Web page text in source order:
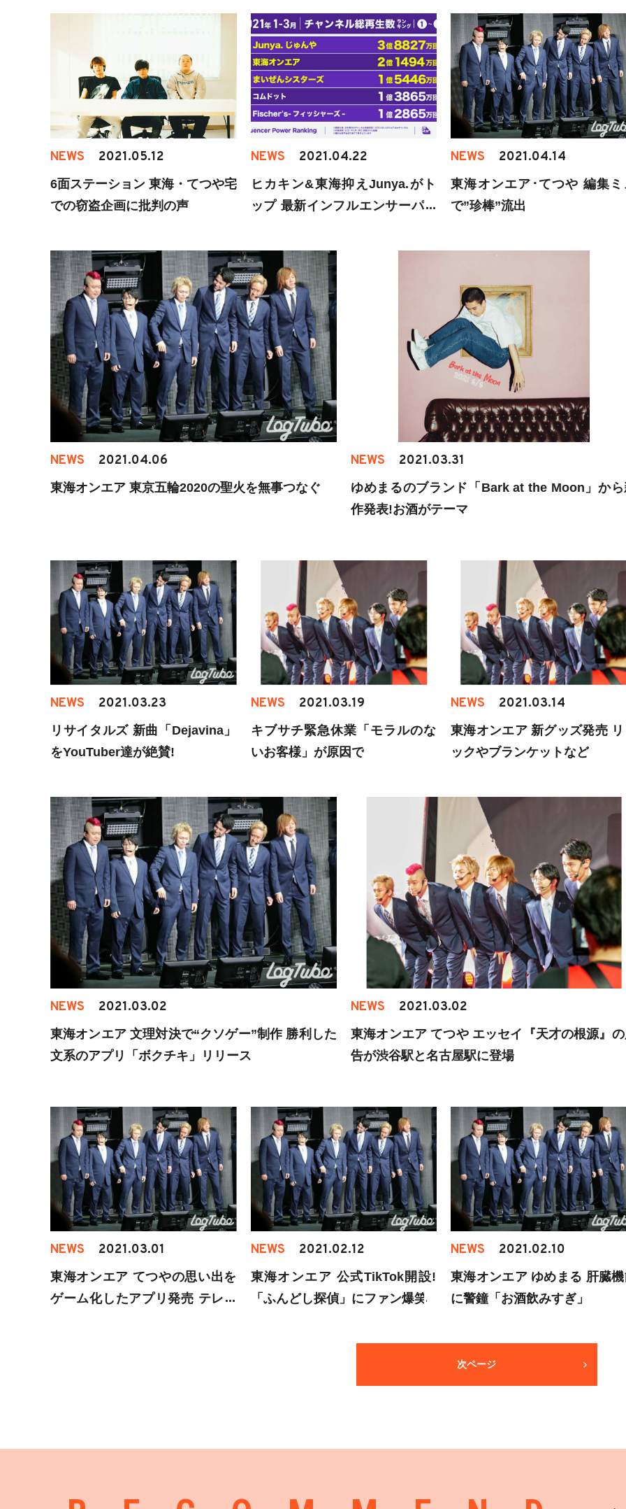
NEWS 2021.05.12
6面ステーション 東海・てつや宅
での窃盗企画に批判の声
NEWS 2021.04.22
ヒカキン&東海抑えJunya.がト
ップ 最新インフルエンサーパワ
NEWS 2021.04.14
東海オンエア･てつや 編集
で”珍棒”流出
NEWS 2021.04.06
東海オンエア 東京五輪2020の聖火を無事つなぐ
NEWS 2021.03.31
ゆめまるのブランド「Bark at the Moon」か
作発表!お酒がテーマ
NEWS 2021.03.23
リサイタルズ 新曲「Dejavina」
をYouTuber達が絶賛!
NEWS 2021.03.19
キブサチ緊急休業「モラルのな
いお客様」が原因で
NEWS 2021.03.14
東海オンエア 新グッズ発売
ックやブランケットなど
NEWS 2021.03.02
東海オンエア 文理対決で“クソゲー”制作 勝利した
文系のアプリ「ボクチキ」リリース
NEWS 2021.03.02
東海オンエア てつや エッセイ『天才の根源』
告が渋谷駅と名古屋駅に登場
NEWS 2021.03.01
東海オンエア てつやの思い出を
ゲーム化したアプリ発売 テレビ
NEWS 2021.02.12
東海オンエア 公式TikTok開設!
「ふんどし探偵」にファン爆笑
NEWS 2021.02.10
東海オンエア ゆめまる 肝臓
に警鐘「お酒飲みすぎ」
次ページ